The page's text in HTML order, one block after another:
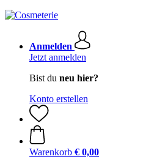
Anmelden
Jetzt anmelden
Bist du neu hier?
Konto erstellen
Warenkorb € 0,00